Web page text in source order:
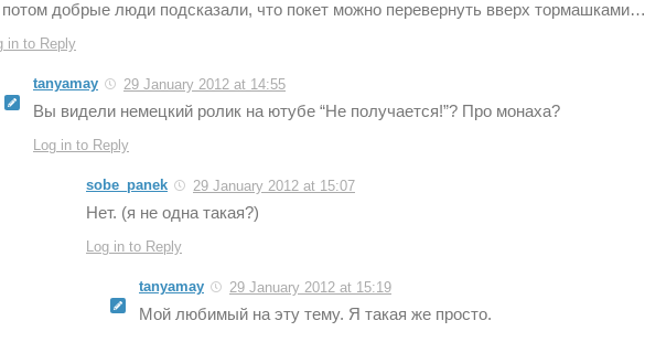
потом добрые люди подсказали, что покет можно перевернуть вверх тормашками…
in to Reply
tanyamay 29 January 2012 at 14:55
Вы видели немецкий ролик на ютубе “Не получается!”? Про монаха?
Log in to Reply
sobe_panek 29 January 2012 at 15:07
Нет. (я не одна такая?)
Log in to Reply
tanyamay 29 January 2012 at 15:19
Мой любимый на эту тему. Я такая же просто.